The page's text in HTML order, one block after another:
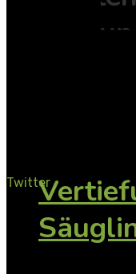
Twitter